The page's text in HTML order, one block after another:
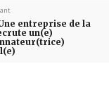
entreprise de la
un(e)